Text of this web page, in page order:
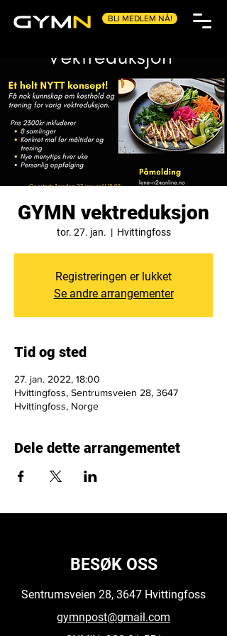
BLI MEDLEM NÅ!
GYMN vektreduksjon
tor. 27. jan.
  |
Hvittingfoss
Registreringen er lukket
Se andre arrangementer
Tid og sted
27. jan. 2022, 18:00
Hvittingfoss, Sentrumsveien 28, 3647
Hvittingfoss, Norge
Dele dette arrangementet
BESØK OSS
Sentrumsveien 28, 3647 Hvittingfoss
gymnpost@gmail.com